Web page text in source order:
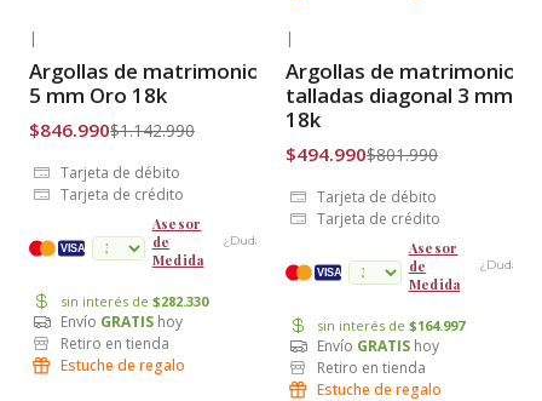
Envío Gratis
|
Argollas de matrimonio satin
5 mm Oro 18k
$846.990$1.142.990
Tarjeta de débito
Tarjeta de crédito
VISA
Asesor
de
Medida
¿Dudas?
sin interés de $282.330
Envío GRATIS hoy
Retiro en tienda
Estuche de regalo
Envío Gratis
|
Argollas de matrimonio
talladas diagonal 3 mm
18k
$494.990$801.990
Tarjeta de débito
Tarjeta de crédito
VISA
Asesor
de
Medida
¿Dudas?
sin interés de $164.997
Envío GRATIS hoy
Retiro en tienda
Estuche de regalo